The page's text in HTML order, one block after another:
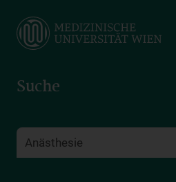
main
Suche